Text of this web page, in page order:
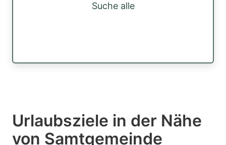
Suche alle
Urlaubsziele in der Nähe
von Samtgemeinde